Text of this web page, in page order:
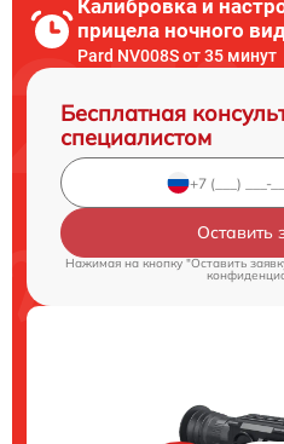
Калибровка и
прицела ночного
Pard NV008S от 35 минут
Бесплатная
специалистом
Оставить
Нажимая на кнопку "Оставить